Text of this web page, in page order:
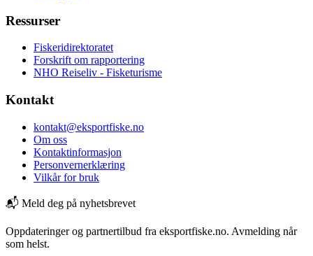
Ressurser
Fiskeridirektoratet
Forskrift om rapportering
NHO Reiseliv - Fisketurisme
Kontakt
kontakt@eksportfiske.no
Om oss
Kontaktinformasjon
Personvernerklæring
Vilkår for bruk
📬 Meld deg på nyhetsbrevet
Oppdateringer og partnertilbud fra eksportfiske.no. Avmelding når
som helst.